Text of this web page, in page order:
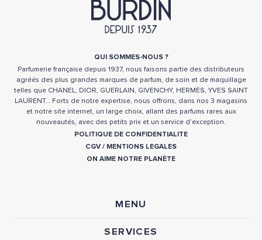
QUI SOMMES-NOUS ?
Parfumerie française depuis 1937, nous faisons partie des distributeurs
agréés des plus grandes marques de parfum, de soin et de maquillage
telles que CHANEL, DIOR, GUERLAIN, GIVENCHY, HERMÈS, YVES SAINT
LAURENT… Forts de notre expertise, nous offrons, dans nos 3 magasins
et notre site internet, un large choix, allant des parfums rares aux
nouveautés, avec des petits prix et un service d’exception.
POLITIQUE DE CONFIDENTIALITE
CGV / MENTIONS LEGALES
ON AIME NOTRE PLANÈTE
MENU
SERVICES